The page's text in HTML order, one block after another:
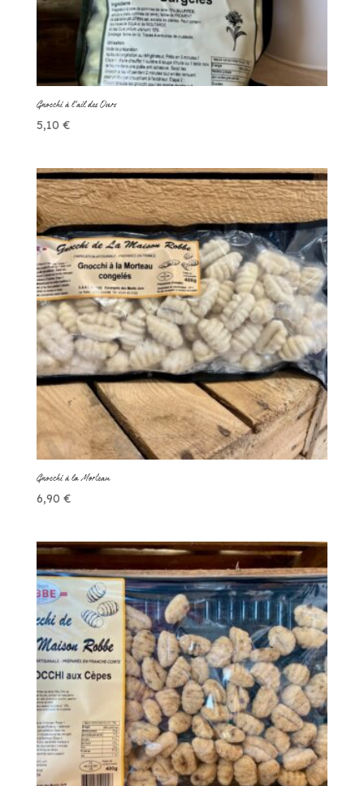
Gnocchi à l’ail des Ours
5,10 €
Gnocchi à la Morteau
6,90 €